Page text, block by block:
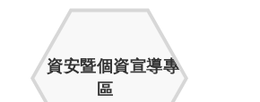
資安暨個資宣導專
區